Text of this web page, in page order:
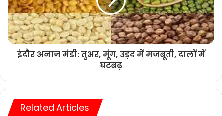
इंदौर अनाज मंडी: तुअर, मूंग, उड़द में मजबूती, दालों में
घटबढ़
Related Articles